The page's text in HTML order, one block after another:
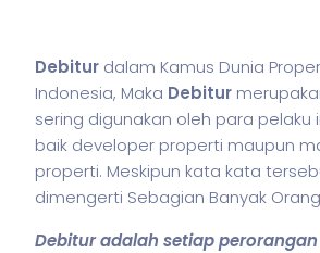
Debitur dalam Kamus Dunia
Indonesia, Maka Debitur
sering digunakan oleh para pelaku
baik developer properti maupun
properti. Meskipun kata kata
dimengerti Sebagian Banyak
Debitur adalah setiap